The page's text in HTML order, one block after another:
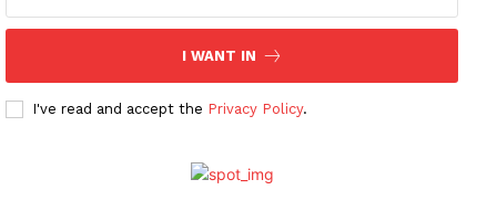
I WANT IN
I've read and accept the Privacy Policy.